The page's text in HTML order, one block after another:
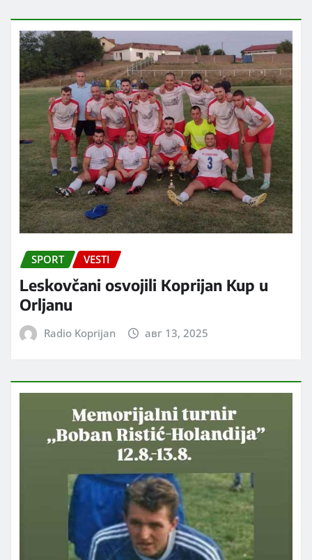
SPORT VESTI
Leskovčani osvojili Koprijan Kup u
Orljanu
Radio Koprijan авг 13, 2025